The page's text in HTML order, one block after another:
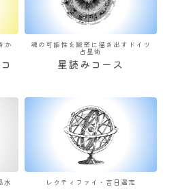
か
魂の可能性を緻密に描き出すドイツ
占星術
星読みコース
水 レクティファイ・吉日選定